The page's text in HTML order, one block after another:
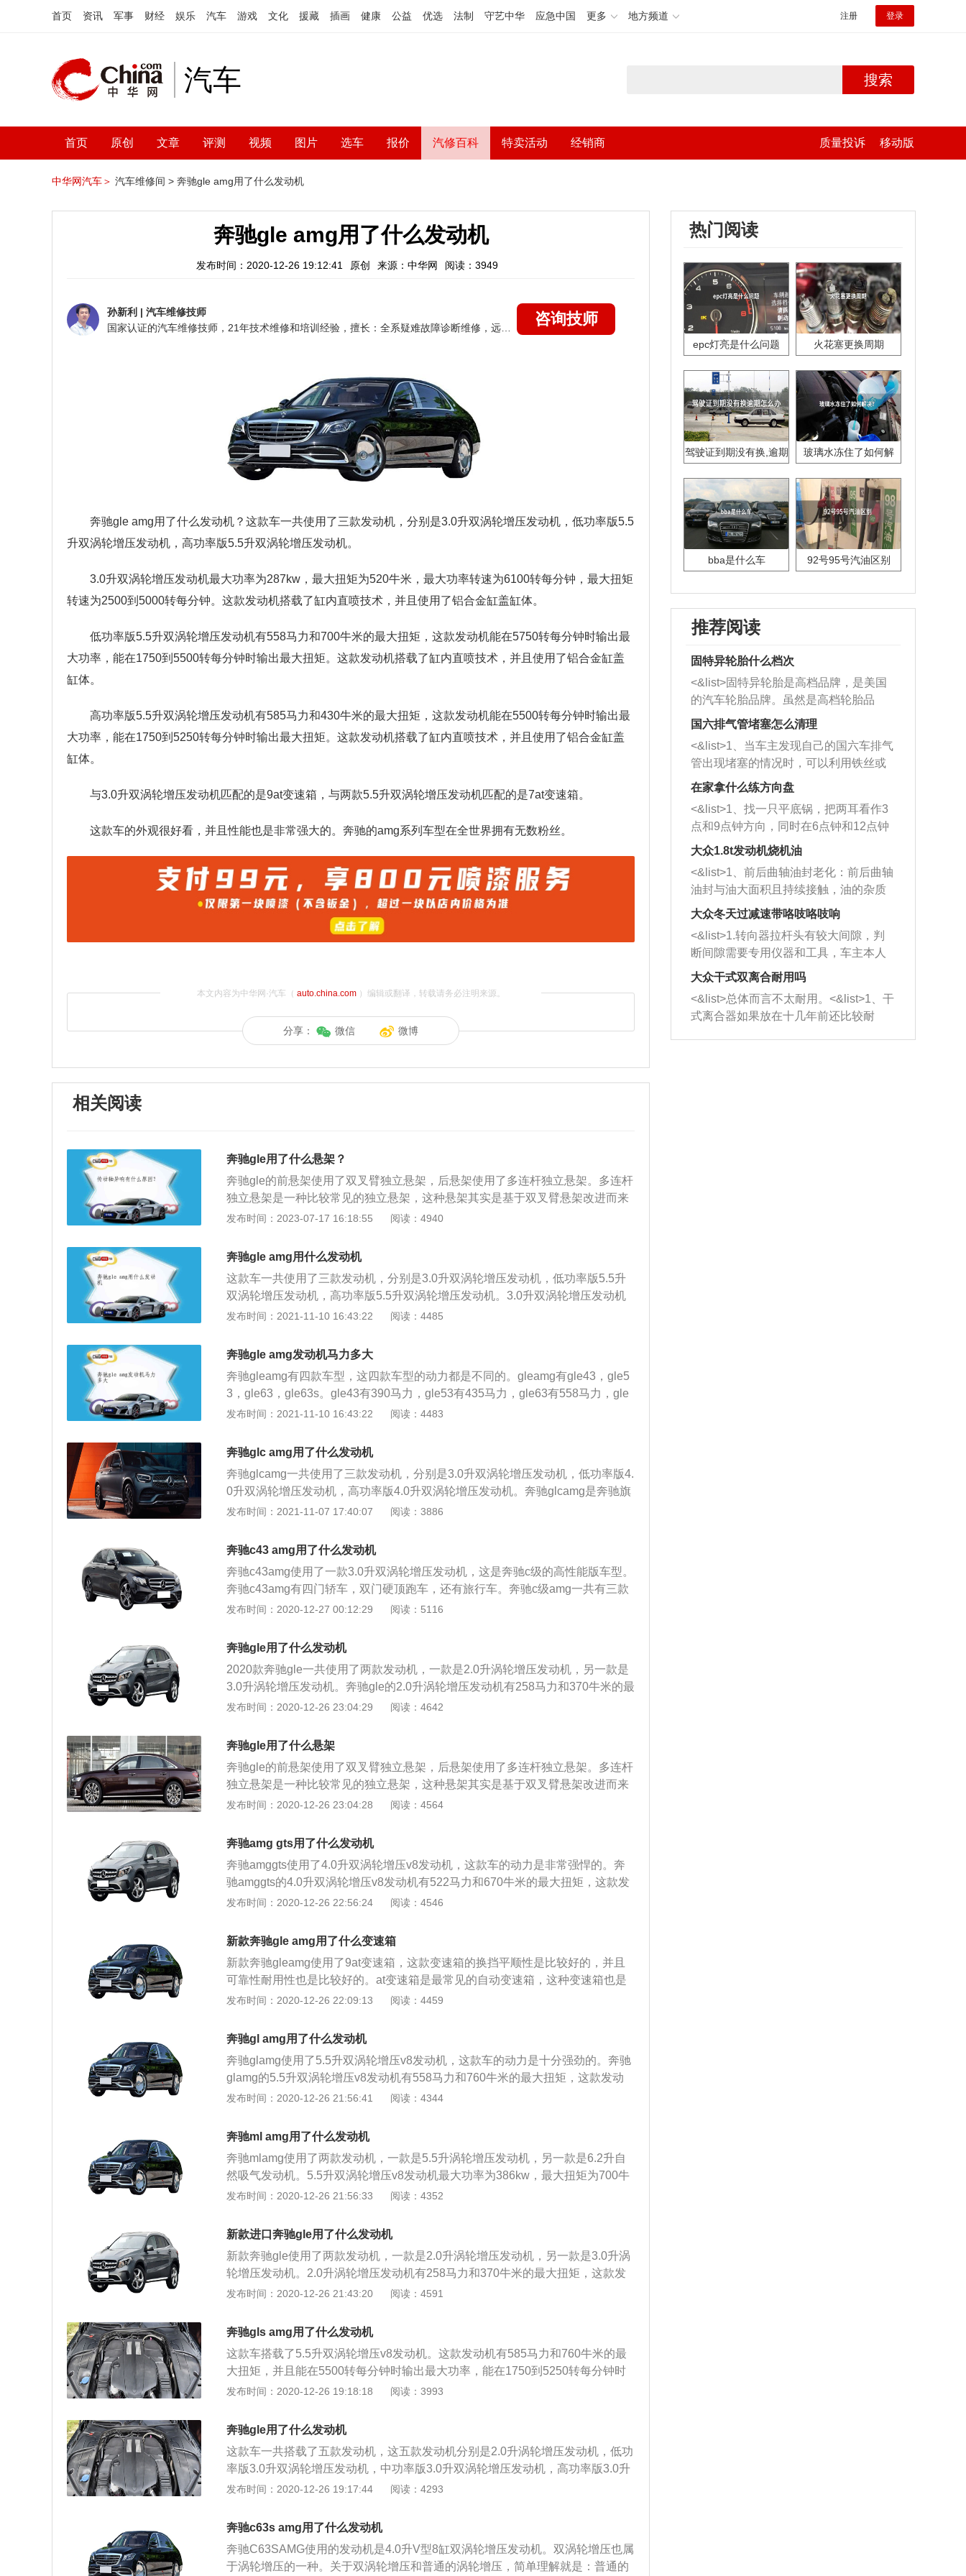
首页 资讯 军事 财经 娱乐 汽车 游戏 文化 援藏 插画 健康 公益 优选 法制 守艺中华 应急中国 更多 地方频道 注册 登录
汽车 搜索
首页 原创 文章 评测 视频 图片 选车 报价 汽修百科 特卖活动 经销商 质量投诉 移动版
中华网汽车＞ 汽车维修间 > 奔驰gle amg用了什么发动机
奔驰gle amg用了什么发动机
发布时间：2020-12-26 19:12:41 原创 来源：中华网 阅读：3949
孙新利 | 汽车维修技师
咨询技师
奔驰gle amg用了什么发动机？ 这款车一共使用了三款发动机，分别是3.0升双涡轮增压发动机，低功率版5.5
升双涡轮增压发动机，高功率版5.5升双涡轮增压发动机。
3.0升双涡轮增压发动机最大功率为287kw，最大扭矩为520牛米，最大功率转速为6100转每分钟，最大扭矩
转速为2500到5000转每分钟。这款发动机搭载了缸内直喷技术，并且使用了铝合金缸盖缸体。
低功率版5.5升双涡轮增压发动机有558马力和700牛米的最大扭矩，这款发动机能在5750转每分钟时输出最
大功率，能在1750到5500转每分钟时输出最大扭矩。这款发动机搭载了缸内直喷技术，并且使用了铝合金缸盖
缸体。
高功率版5.5升双涡轮增压发动机有585马力和430牛米的最大扭矩，这款发动机能在5500转每分钟时输出最
大功率，能在1750到5250转每分钟时输出最大扭矩。这款发动机搭载了缸内直喷技术，并且使用了铝合金缸盖
缸体。
与3.0升双涡轮增压发动机匹配的是9at变速箱，与两款5.5升双涡轮增压发动机匹配的是7at变速箱。
这款车的外观很好看，并且性能也是非常强大的。奔驰的amg系列车型在全世界拥有无数粉丝。
本文内容为中华网·汽车（ auto.china.com）编辑或翻译，转载请务必注明来源。
分享： 微信 微博
相关阅读
奔驰gle用了什么悬架？
奔驰gle的前悬架使用了双叉臂独立悬架，后悬架使用了多连杆独立悬架。多连杆
独立悬架是一种比较常见的独立悬架，这种悬架其实是基于双叉臂悬架改进而来
的，是将双叉臂悬架的两个叉臂改成了单独的连杆。多连杆独立悬架可以提高车
由梅赛德斯奔驰推出的SUV车型，使用了奔驰新的家族式前脸设计，进气格栅采
用双横幅式搭配大尺寸Logo，前保险杆的设计也颇为时尚和动感。此外，奔驰gl
e的尾部采用了双边双出的排气管设计，整体显得时尚大气又充满质感。
发布时间：2023-07-17 16:18:55 阅读：4940
奔驰gle amg用什么发动机
这款车一共使用了三款发动机，分别是3.0升双涡轮增压发动机，低功率版5.5升
双涡轮增压发动机，高功率版5.5升双涡轮增压发动机。3.0升双涡轮增压发动机
最大功率为287kw，最大扭矩为520牛米，最大功率转速为6100转每分钟，最大
铝合金缸盖缸体。低功率版5.5升双涡轮增压发动机有558马力和700牛米的最大
扭矩，这款发动机能在5750转每分钟时输出最大功率，能在1750到5500转每分
钟时输出最大扭矩。这款发动机搭载了缸内直喷技术，并且使用了铝合金缸盖缸
体。高功率版5.5升双涡轮增压发动机有585马力和430牛米的最大扭矩，这款发
动机能在5500转每分钟时输出最大功率，能在1750到5250转每分钟时输出最大
涡轮增压发动机匹配的是9at变速箱，与两款5.5升双涡轮增压发动机匹配的是7at
变速箱。这款车的外观很好看，并且性能也是非常强大的。奔驰的amg系列车型
在全世界拥有无数粉丝。
发布时间：2021-11-10 16:43:22 阅读：4485
奔驰gle amg发动机马力多大
奔驰gleamg有四款车型，这四款车型的动力都是不同的。gleamg有gle43，gle5
3，gle63，gle63s。gle43有390马力，gle53有435马力，gle63有558马力，gle
63s有585马力。gleamg是一款中大型豪华suv，这款车是一款兼顾实用和性能的
的最大扭矩，这款发动机在6100转每分钟时可以输出最大功率，在2500到5000
转每分钟时可以输出最大扭矩。gle54使用了一款高功率版3.0升双涡轮增压发动
机，这款发动机有520牛米的最大扭矩，这款发动机在6100转每分钟时可以输出
最大功率，在1800到5800转每分钟时可以输出最大扭矩。gle63使用了一款低功
率版5.5升双涡轮增压v8发动机，这款发动机有700牛米，并且可以在5750转每分
一款高功率版5.5升双涡轮增压v8发动机，这款发动机的最大扭矩为760牛米，这
款发动机在5500转每分钟时可以输出最大功率，在1750到5250转每分钟时可以
输出最大扭矩。奔驰gleamg的前悬架使用了双叉臂独立悬架，后悬架使用了多连
发布时间：2021-11-10 16:43:22 阅读：4483
奔驰glc amg用了什么发动机
奔驰glcamg一共使用了三款发动机，分别是3.0升双涡轮增压发动机，低功率版4.
0升双涡轮增压发动机，高功率版4.0升双涡轮增压发动机。奔驰glcamg是奔驰旗
下的一款中型高性能suv，这款车的轴距为2873毫米，长宽高分别是4671毫米，
牛米的最大扭矩，这款发动机的最大功率转速为6100转每分钟，最大扭矩转速为
2500到5000转每分钟。这款发动机搭载了缸内直喷技术，并且使用了铝合金缸盖
缸体。低功率版4.0升双涡轮增压发动机拥有476马力和650牛米的最大扭矩，这
款发动机的最大功率转速为6250转每分钟，最大扭矩转速为1750到4500转每分
钟。这款发动机搭载了缸内直喷技术，并且使用了铝合金缸盖缸体。高功率版4.0
转速为6250转每分钟，最大扭矩转速为1750到4500转每分钟。这款发动机搭载
了缸内直喷技术，并且使用了铝合金缸盖缸体。与这三款发动机匹配的都是9at变
速箱。使用9at变速箱可以提高汽车的换挡平顺性和燃油经济性。
发布时间：2021-11-07 17:40:07 阅读：3886
奔驰c43 amg用了什么发动机
奔驰c43amg使用了一款3.0升双涡轮增压发动机，这是奔驰c级的高性能版车型。
奔驰c43amg有四门轿车，双门硬顶跑车，还有旅行车。奔驰c级amg一共有三款
车型，分别是c43amg，c63amg，c63samg。奔驰c43amg的3.0升涡轮增压发动
0转每分钟，最大功率转速为6100转每分钟。这款发动机搭载了缸内直喷技术，
并且使用了铝合金缸盖缸体。与这款发动机匹配的是9at变速箱。c63和c63s都使
用了4.0升双涡轮增压v8发动机。奔驰c43amg搭载了全时四驱系统。搭载全时四
驱系统的汽车每时每刻四个车轮都是有动力的，全时四驱系统可以提高车轮的机
械抓地力，机械抓地力提高了，车子的操控性和行驶稳定性也会提高。奔驰c43a
悬架可以提高汽车的操控性，还可以提高车轮的抓地力。抓地力提高了，汽车的
速度就会提高。但是多连杆悬架的成本也是比较高的，并且结构复杂，占用空间
也比较大。
发布时间：2020-12-27 00:12:29 阅读：5116
奔驰gle用了什么发动机
2020款奔驰gle一共使用了两款发动机，一款是2.0升涡轮增压发动机，另一款是
3.0升涡轮增压发动机。奔驰gle的2.0升涡轮增压发动机有258马力和370牛米的最
大扭矩，这款发动机能在6100转每分钟时输出最大功率，能在1800到4000转每
缸体。与这款发动机匹配的是9at变速箱。奔驰gle的3.0升涡轮增压发动机有367
马力和500牛米的最大扭矩，这款发动机的最大功率转速为5500到6100转每分
钟，最大扭矩转速为1600到4500转每分钟。这款发动机搭载了48v轻混动系统和
缸内直喷技术，并且使用了铝合金缸盖缸体。与这款发动机匹配的是9at变速箱。
奔驰gle的前悬架使用了双叉臂独立悬架，后悬架使用了多连杆独立悬架。双叉臂
控性和舒适性。多连杆独立悬架可以提高车轮的贴地性能，这样可以提高车轮的
抓地力，抓地力提高了，车子的舒适性和操控性也会提高。如果大家对奔驰gle感
兴趣，可以去试驾一下。
发布时间：2020-12-26 23:04:29 阅读：4642
奔驰gle用了什么悬架
奔驰gle的前悬架使用了双叉臂独立悬架，后悬架使用了多连杆独立悬架。多连杆
独立悬架是一种比较常见的独立悬架，这种悬架其实是基于双叉臂悬架改进而来
的，这种悬架是将双叉臂悬架的两个叉臂改成了单独的连杆。多连杆独立悬架可
控性也会提高。双叉臂悬架是一种比较高级的悬架，这种悬架的结构也是比较复
杂的。双叉臂悬架是由上下两个叉臂组成的，上下两个叉臂之间还有一个连杆。
双叉臂悬架占用的空间比较大，并且成本也是很高的。但是这种悬架可以抑制车
身的侧倾幅度，还可以抑制刹车点头现象，使用这种悬架可以大幅度提高车子的
行驶质感。奔驰gle毕竟是一款豪华中大型suv，所以前悬架使用双叉臂独立悬架
动机，另一款是3.0升涡轮增压发动机。与这两款发动机匹配的都是9at变速箱，9
at变速箱的换挡平顺性是非常好的。如果大家对新款奔驰gle感兴趣，可以去试驾
一下这款车。
发布时间：2020-12-26 23:04:28 阅读：4564
奔驰amg gts用了什么发动机
奔驰amggts使用了4.0升双涡轮增压v8发动机，这款车的动力是非常强悍的。奔
驰amggts的4.0升双涡轮增压v8发动机有522马力和670牛米的最大扭矩，这款发
动机的最大功率转速为6250转每分钟，最大扭矩转速为1800到5000转每分钟。
配的是7速双离合变速箱。双离合变速箱的换挡速度快，传动效率高，这种变速
箱是非常适合高性能车使用的。奔驰amggts的前悬架使用了双叉臂独立悬架，后
悬架使用了双叉臂独立悬架。双叉臂悬架的结构比较复杂，这种悬架有上下两个
叉臂，上下两个叉臂之间还有一个连杆。双叉臂悬架可以抑制车身的侧倾幅度，
还可以抑制刹车点头现象。f1赛车的前后悬架就都使用了双叉臂悬架。奔驰amgg
也是非常好的。如果大家对奔驰amggts感兴趣，可以去试驾一下这款车。奔驰a
mggts的价格是不便宜的，这注定是一款只属于少数人的大玩具。
发布时间：2020-12-26 22:56:24 阅读：4546
新款奔驰gle amg用了什么变速箱
新款奔驰gleamg使用了9at变速箱，这款变速箱的换挡平顺性是比较好的，并且
可靠性耐用性也是比较好的。at变速箱是最常见的自动变速箱，这种变速箱也是
应用最广泛，技术最成熟的自动变速箱。at变速箱也可以被称为液力变矩器变速
轮，这种变速箱就是依靠行星齿轮变速变扭的。at变速箱的换挡平顺性比较好。
很多大型豪华轿车或豪华suv都会使用at变速箱，这样可以提高车子的乘坐舒适性
和形式质感。有些性能车也会使用at变速箱，很多高性能at变速箱的换挡速度是
比较快的，有些高性能at变速箱的换挡速度甚至可以媲美双离合变速箱。如果大
家对新款奔驰gleamg感兴趣，可以在这款车到店后去试驾一下。新款奔驰gleam
内拥有无数粉丝，amg系列车型的动力强劲，底盘扎实，并且拥有十分好听的声
浪。几乎每款奔驰汽车都有amg高性能版车型，感兴趣的车友可以都体验一下。
发布时间：2020-12-26 22:09:13 阅读：4459
奔驰gl amg用了什么发动机
奔驰glamg使用了5.5升双涡轮增压v8发动机，这款车的动力是十分强劲的。奔驰
glamg的5.5升双涡轮增压v8发动机有558马力和760牛米的最大扭矩，这款发动
机能在5250到5750转每分钟时输出最大功率，能在2000到5000转每分钟时输出
款发动机匹配的是7at变速箱。奔驰glamg搭载了全时四驱系统，并给使用了多片
离合器式中央差速器。搭载全时四驱系统的汽车是每时每刻四个车轮都有动力
的，全时四驱系统可以提高车轮的机械抓地力，抓地力提高了，车子的操控性也
会提高。奔驰glamg的前悬架使用了双叉臂独立悬架，后悬架使用了双叉臂独立
悬架。双叉臂悬架是一种比较高级的悬架，这种悬架可以提高车轮的贴地性能，
华suv，这款车的新车指导价格为198万元到214.80万元。奔驰glamg已经停产
了，对这款车感兴趣的车友们只能去购买二手车了。如果大家对这款车感兴趣，
可以去试驾一下。
发布时间：2020-12-26 21:56:41 阅读：4344
奔驰ml amg用了什么发动机
奔驰mlamg使用了两款发动机，一款是5.5升涡轮增压发动机，另一款是6.2升自
然吸气发动机。5.5升双涡轮增压v8发动机最大功率为386kw，最大扭矩为700牛
米，最大功率转速为6800转每分钟，最大扭矩转速为5200转每分钟。这款发动机
速箱。6.2升自然吸气发动机也是一款v8发动机，这款发动机的最大功率为375k
w，最大扭矩为630牛米，最大功率转速为6800转每分钟，最大扭矩转速为5200
转每分钟。这款发动机搭载了多点电喷技术，并且使用了铝合金缸盖缸体。与这
款发动机匹配的是7at变速箱。奔驰mlamg搭载了全时四驱系统，并且使用了多片
离合器式中央差速器。全时四驱系统可以提高车轮的机械抓地力，机械抓地力提
悬架使用了多连杆独立悬架。双叉臂悬架可以抑制车身的侧倾幅度，并且可以抑
制刹车点头现象。多连杆独立悬架可以提高车轮的贴地性能，这样可以提高车子
的操控性。
发布时间：2020-12-26 21:56:33 阅读：4352
新款进口奔驰gle用了什么发动机
新款奔驰gle使用了两款发动机，一款是2.0升涡轮增压发动机，另一款是3.0升涡
轮增压发动机。2.0升涡轮增压发动机有258马力和370牛米的最大扭矩，这款发
动机的最大功率转速为6100转每分钟，最大扭矩转速为1800到4000转每分钟。
配的是9at变速箱。3.0升涡轮增压发动机是一款直列六缸涡轮增压发动机，这款
发动机有367马力和500牛米的最大扭矩，这款发动机的最大功率转速为5500到6
100转每分钟，最大扭矩转速为1600到4500转每分钟。这款发动机搭载了48v轻
混动系统，并且使用了铝合金缸盖缸体。与这款发动机匹配的是9at变速箱。奔驰
gle搭载了全时四驱系统，并且使用了多片离合器式中央差速器。奔驰gle的前悬
豪华suv，这款车的长宽高分别是4941毫米，2018毫米，1782毫米，轴距为299
5毫米，这款车的轴距比较长，车内空间也比较大。如果大家对奔驰gle感兴趣，
可以去试驾一下。
发布时间：2020-12-26 21:43:20 阅读：4591
奔驰gls amg用了什么发动机
这款车搭载了5.5升双涡轮增压v8发动机。这款发动机有585马力和760牛米的最
大扭矩，并且能在5500转每分钟时输出最大功率，能在1750到5250转每分钟时
输出最大扭矩。这款发动机搭载了缸内直喷技术，并且使用了铝合金缸盖缸体。
架使用了双叉臂独立悬架。这款车搭载了全时四驱系统，并且使用了多片离合器
式中央差速器。全时四驱系统可以帮助这款车将强大的动力输出到地面。奔驰的
amg系列车型性能都是非常好的，并且外观也是很帅的。amg系列车型都是有am
g运动套件的。奔驰gls是一款大型豪华suv，这款车的车身尺寸很大，并且车内空
间也是非常大的。奔驰gls的外观很好看，如果车友们对这款车感兴趣，可以去试
定的越野能力。奔驰的汽车开起来也是非常舒服的，在正常模式下，这款车的动
力输出是非常顺滑的，奔驰的内饰设计也是非常好看的，并且档次感十足。
发布时间：2020-12-26 19:18:18 阅读：3993
奔驰gle用了什么发动机
这款车一共搭载了五款发动机，这五款发动机分别是2.0升涡轮增压发动机，低功
率版3.0升双涡轮增压发动机，中功率版3.0升双涡轮增压发动机，高功率版3.0升
双涡轮增压发动机，4.0升双涡轮增压发动机。奔驰gle是一款进口车型，这款车
版3.0升双涡轮增压发动机有367马力和500牛米的最大扭矩，这款发动机能在550
0到6100转每分钟时输出最大功率，能在1600到4500转每分钟时输出最大扭矩。
这款发动机还搭载了48v轻混动系统。与gle的五款发动机匹配的都是9at变速箱，
这种变速箱换挡平顺性非常好，并且可靠性耐用性也是非常好的。gle的前悬架使
发布时间：2020-12-26 19:17:44 阅读：4293
奔驰c63s amg用了什么发动机
奔驰C63SAMG使用的发动机是4.0升V型8缸双涡轮增压发动机。双涡轮增压也属
于涡轮增压的一种。关于双涡轮增压和普通的涡轮增压，简单理解就是：普通的
热门阅读
epc灯亮是什么问题 火花塞更换周期
驾驶证到期没有换,逾期
玻璃水冻住了如何解
bba是什么车 92号95号汽油区别
推荐阅读
固特异轮胎什么档次
<&list>固特异轮胎是高档品牌，是美国
的汽车轮胎品牌。虽然是高档轮胎品
牌，但是中高低端的轮胎都有生产，这
也是为了更好的开拓市场。
国六排气管堵塞怎么清理
<&list>1、当车主发现自己的国六车排气
管出现堵塞的情况时，可以利用铁丝或
者是细棍，直接将杂物给取出来，如果
堵塞情况比较严重，也可以采取应急措
施。 <&list>2、直接利用木棍将所有的
杂物推到排气管里面的位置处，然后将
三元催化器拆解开，就可以将堵塞的东
西取出来。但如果是因为积碳过多引起
的堵塞，就需要将三元催化器泡在草酸
洗剂对堵塞的情况得到解决，将清洗剂
放在燃油箱中，与燃油混合后，车辆启
动时，就可以和汽油一起进入到燃烧
室，最后形成废气排出，就可以让三元
催化器得到清洗，排气管堵塞的情况就
能够得到解决。
在家拿什么练方向盘
<&list>1、找一只平底锅，把两耳看作3
点和9点钟方向，同时在6点钟和12点钟
方向做一个标记。 <&list>2、双手握住
一圈半的练习，往右同样也要打相同的
圈数。 <&list>3、最后强调要反复练
习，这样就可以形成肌肉记忆，在真实
驾驶车辆时，不需要记忆也能打好方
向。
大众1.8t发动机烧机油
<&list>1、前后曲轴油封老化：前后曲轴
油封与油大面积且持续接触，油的杂质
和发动机内持续温度变化使其密封效果
逐渐减弱，导致渗油或漏油。<&list>2、
活塞间隙过大：积碳会使活塞环与缸体
的间隙扩大，导致机油流入燃烧室中，
造成烧机油。<&list>3、机油粘度。使用
机油粘度过小的话，同样会有烧机油现
象，机油粘度过小具有很好的流动性，
大众冬天过减速带咯吱咯吱响
<&list>1.转向器拉杆头有较大间隙，判
断间隙需要专用仪器和工具，车主本人
无法制作，需要将车辆送到修理厂或4s
店；<&list>2.车辆半轴套管防尘罩破
裂，破裂后会出现漏油现象，使半轴磨
损严重，磨损的半轴容易损坏，产生异
响；<&list>3.稳定器的转向胶套和球头
大众干式双离合耐用吗
<&list>总体而言不太耐用。<&list>1、干
式离合器如果放在十几年前还比较耐